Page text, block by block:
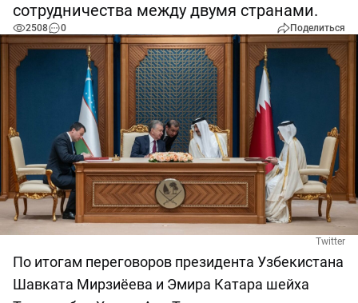
сотрудничества между двумя странами.
2508 0 Поделиться
Twitter
По итогам переговоров президента Узбекистана
Шавката Мирзиёева и Эмира Катара шейха